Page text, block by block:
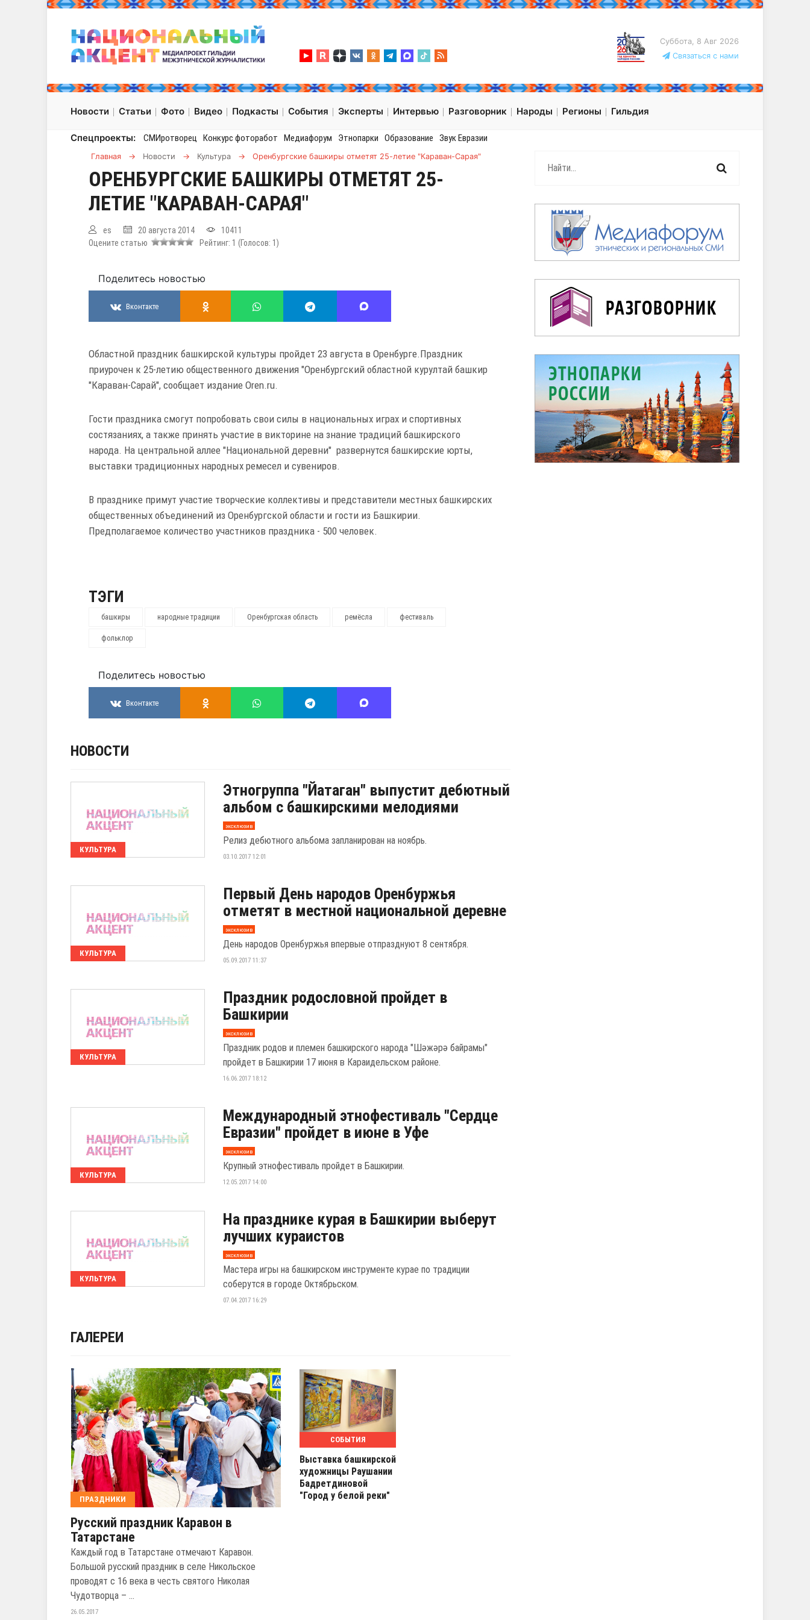
Суббота, 8 Авг 2026
Связаться с нами
Новости Статьи Фото Видео Подкасты События Эксперты Интервью Разговорник Народы Регионы Гильдия
Спецпроекты: СМИротворец Конкурс фоторабот Медиафорум Этнопарки Образование Звук Евразии
Главная → Новости → Культура → Оренбургcкие башкиры отметят 25-летие "Караван-Сарая"
ОРЕНБУРГCКИЕ БАШКИРЫ ОТМЕТЯТ 25-
ЛЕТИЕ "КАРАВАН-САРАЯ"
es 20 августа 2014
10411
Оцените статью
Рейтинг: 1 (Голосов: 1 )
Поделитесь новостью
Вконтакте
Областной праздник башкирской культуры пройдет 23 августа в Оренбурге.Праздник
приурочен к 25-летию общественного движения "Оренбургский областной курултай башкир
"Караван-Сарай", сообщает издание Oren.ru.
Гости праздника смогут попробовать свои силы в национальных играх и спортивных
состязаниях, а также принять участие в викторине на знание традиций башкирского
народа. На центральной аллее "Национальной деревни" развернутся башкирские юрты,
выставки традиционных народных ремесел и сувениров.
В празднике примут участие творческие коллективы и представители местных башкирских
общественных объединений из Оренбургской области и гости из Башкирии.
Предполагаемое количество участников праздника - 500 человек.
ТЭГИ
башкиры народные традиции Оренбургская область ремёсла фестиваль
фольклор
Поделитесь новостью
Вконтакте
НОВОСТИ
КУЛЬТУРА
Этногруппа "Йатаган" выпустит дебютный
альбом с башкирскими мелодиями
эксклюзив
Релиз дебютного альбома запланирован на ноябрь.
03.10.2017 12:01
КУЛЬТУРА
Первый День народов Оренбуржья
отметят в местной национальной деревне
эксклюзив
День народов Оренбуржья впервые отпразднуют 8 сентября.
05.09.2017 11:37
КУЛЬТУРА
Праздник родословной пройдет в
Башкирии
эксклюзив
Праздник родов и племен башкирского народа "Шәжәрә байрамы"
пройдет в Башкирии 17 июня в Караидельском районе.
16.06.2017 18:12
КУЛЬТУРА
Международный этнофестиваль "Сердце
Евразии" пройдет в июне в Уфе
эксклюзив
Крупный этнофестиваль пройдет в Башкирии.
12.05.2017 14:00
КУЛЬТУРА
На празднике курая в Башкирии выберут
лучших кураистов
эксклюзив
Мастера игры на башкирском инструменте курае по традиции
соберутся в городе Октябрьском.
07.04.2017 16:29
ГАЛЕРЕИ
ПРАЗДНИКИ
Русский праздник Каравон в
Татарстане
Каждый год в Татарстане отмечают Каравон.
Большой русский праздник в селе Никольское
проводят с 16 века в честь святого Николая
Чудотворца – ...
26.05.2017
СОБЫТИЯ
Выставка башкирской
художницы Раушании
Бадретдиновой
"Город у белой реки"